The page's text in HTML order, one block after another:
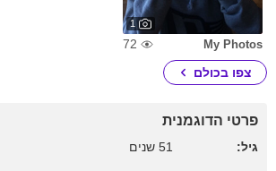
1
My Photos
72
צפו בכולם
פרטי הדוגמנית
גיל: 51 שנים